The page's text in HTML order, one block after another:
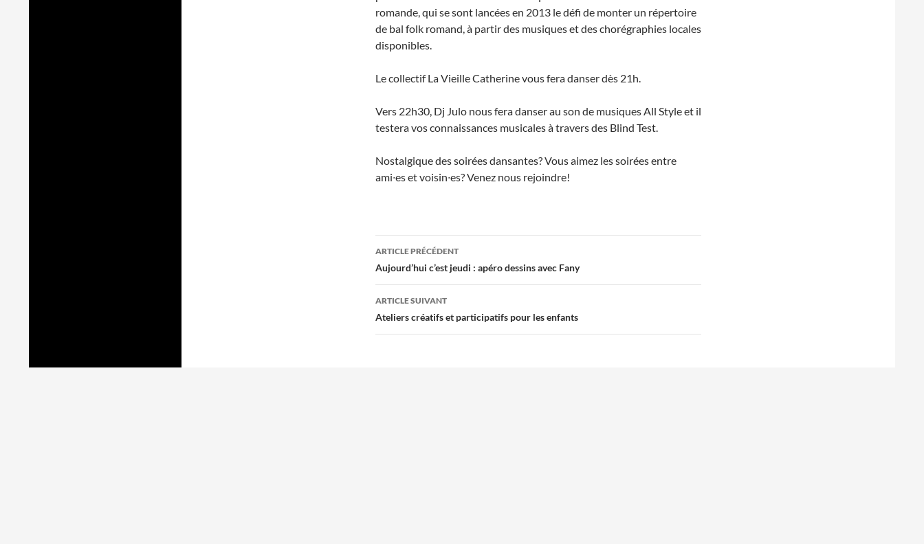
romande, qui se sont lancées en 2013 le défi de monter un répertoire
de bal folk romand, à partir des musiques et des chorégraphies locales
disponibles.
Le collectif La Vieille Catherine vous fera danser dès 21h.
Vers 22h30, Dj Julo nous fera danser au son de musiques All Style et il
testera vos connaissances musicales à travers des Blind Test.
Nostalgique des soirées dansantes? Vous aimez les soirées entre
ami∙es et voisin∙es? Venez nous rejoindre!
Navigation
des
articles
ARTICLE PRÉCÉDENT
Aujourd’hui c’est jeudi : apéro dessins avec Fany
ARTICLE SUIVANT
Ateliers créatifs et participatifs pour les enfants